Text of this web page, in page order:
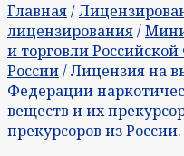
Главная/
лицензирования/
и торговли
России/ Лицензия на
Федерации
веществ и их
прекурсоров из России.